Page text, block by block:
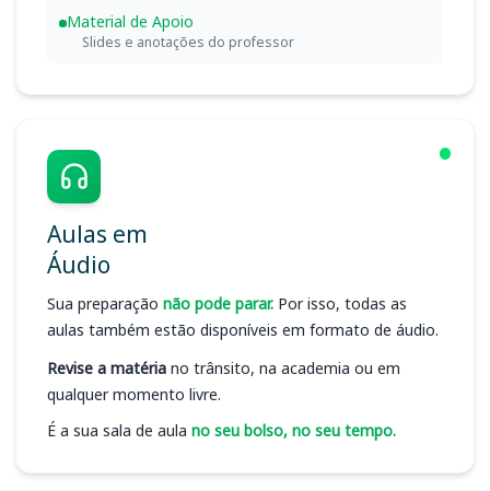
Material de Apoio
Slides e anotações do professor
Aulas em
Áudio
Sua preparação não pode parar. Por isso, todas as
aulas também estão disponíveis em formato de áudio.
Revise a matéria no trânsito, na academia ou em
qualquer momento livre.
É a sua sala de aula no seu bolso, no seu tempo.